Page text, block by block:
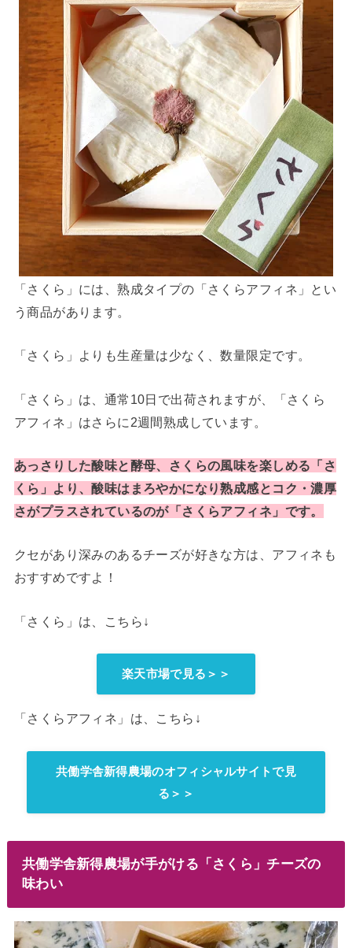
「さくら」には、熟成タイプの「さくらアフィネ」とい
う商品があります。
「さくら」よりも生産量は少なく、数量限定です。
「さくら」は、通常10日で出荷されますが、「さくら
アフィネ」はさらに2週間熟成しています。
あっさりした酸味と酵母、さくらの風味を楽しめる「さ
くら」より、酸味はまろやかになり熟成感とコク・濃厚
さがプラスされているのが「さくらアフィネ」です。
クセがあり深みのあるチーズが好きな方は、アフィネも
おすすめですよ！
「さくら」は、こちら↓
楽天市場で見る＞＞
「さくらアフィネ」は、こちら↓
共働学舎新得農場のオフィシャルサイトで見
る＞＞
共働学舎新得農場が手がける「さくら」チーズの
味わい